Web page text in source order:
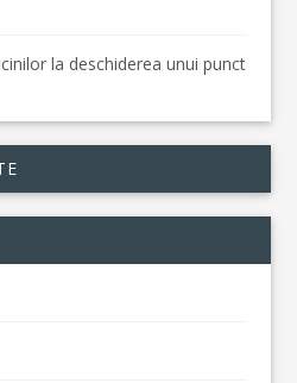
la deschiderea unui punct